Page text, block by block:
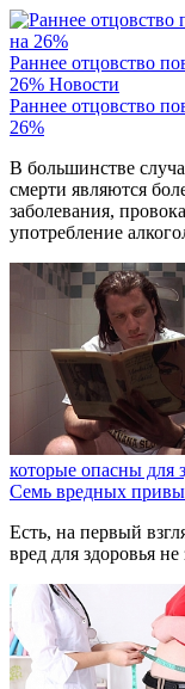
Раннее отцовство
26% Новости
Раннее отцовство
26%
В большинстве
смерти являются
заболевания,
употребление
которые опасны для
Семь вредных
Есть, на первый
вред для здоровья не